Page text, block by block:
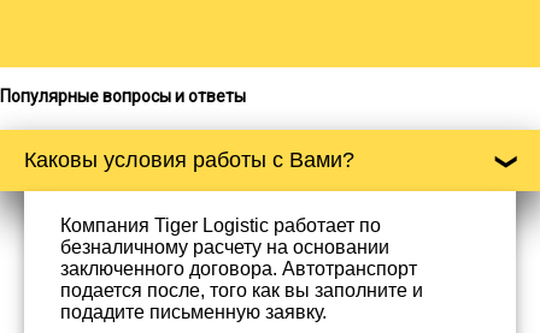
Популярные вопросы и ответы
Каковы условия работы с Вами?
Компания Tiger Logistic работает по
безналичному расчету на основании
заключенного договора. Автотранспорт
подается после, того как вы заполните и
подадите письменную заявку.